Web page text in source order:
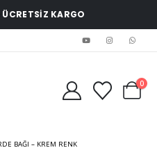
ÜCRETSİZ KARGO
0
BAĞI – KREM RENK